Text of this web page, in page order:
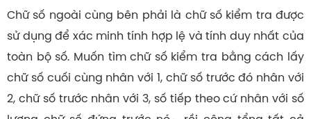
Chữ số ngoài cùng bên phải là chữ số kiểm tra được
sử dụng để xác minh tính hợp lệ và tính duy nhất của
toàn bộ số. Muốn tìm chữ số kiểm tra bằng cách lấy
chữ số cuối cùng nhân với 1, chữ số trước đó nhân với
2, chữ số trước nhân với 3, số tiếp theo cứ nhân với số